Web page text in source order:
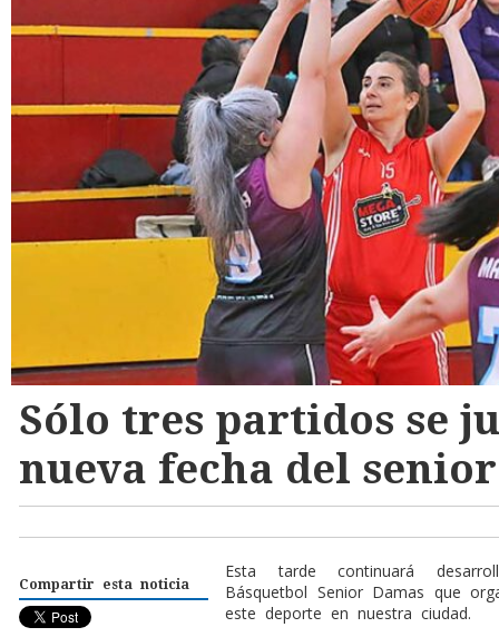
Sólo tres partidos se
nueva fecha del
Compartir esta noticia
Esta tarde continuará
Básquetbol Senior Damas que
este deporte en nuestra ciudad.